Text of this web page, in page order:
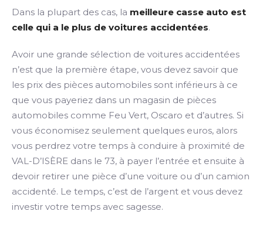
Dans la plupart des cas, la meilleure casse auto est
celle qui a le plus de voitures accidentées.
Avoir une grande sélection de voitures accidentées
n’est que la première étape, vous devez savoir que
les prix des pièces automobiles sont inférieurs à ce
que vous payeriez dans un magasin de pièces
automobiles comme Feu Vert, Oscaro et d’autres. Si
vous économisez seulement quelques euros, alors
vous perdrez votre temps à conduire à proximité de
VAL-D’ISÈRE dans le 73, à payer l’entrée et ensuite à
devoir retirer une pièce d’une voiture ou d’un camion
accidenté. Le temps, c’est de l’argent et vous devez
investir votre temps avec sagesse.